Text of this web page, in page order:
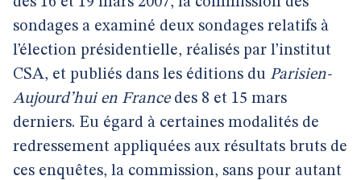
sondages a examiné deux sondages relatifs à
l’élection présidentielle, réalisés par l’institut
CSA, et publiés dans les éditions du Parisien-
Aujourd’hui en Francedes 8 et 15 mars
derniers. Eu égard à certaines modalités de
redressement appliquées aux résultats bruts de
ces enquêtes, la commission, sans pour autant